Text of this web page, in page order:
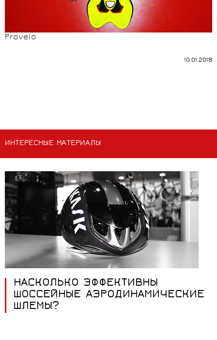
Provelo
10.01.2018
ИНТЕРЕСНЫЕ МАТЕРИАЛЫ
НАСКОЛЬКО ЭФФЕКТИВНЫ
ШОССЕЙНЫЕ АЭРОДИНАМИЧЕСКИЕ
ШЛЕМЫ?